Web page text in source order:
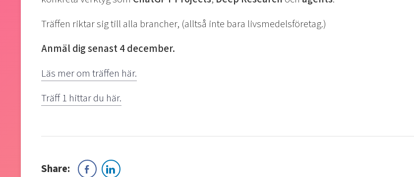
Träffen riktar sig till alla brancher, (alltså inte bara livsmedelsföretag.)
Anmäl dig senast 4 december.
Läs mer om träffen här.
Träff 1 hittar du här.
Share: